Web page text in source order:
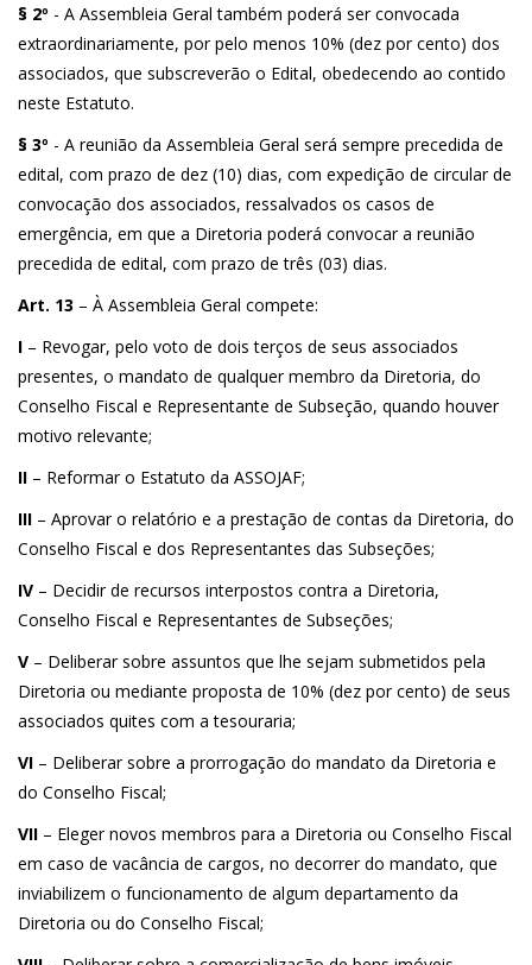
§ 2º - A Assembleia Geral também poderá ser convocada
extraordinariamente, por pelo menos 10% (dez por cento) dos
associados, que subscreverão o Edital, obedecendo ao contido
neste Estatuto.
§ 3º - A reunião da Assembleia Geral será sempre precedida de
edital, com prazo de dez (10) dias, com expedição de circular de
convocação dos associados, ressalvados os casos de
emergência, em que a Diretoria poderá convocar a reunião
precedida de edital, com prazo de três (03) dias.
Art. 13 – À Assembleia Geral compete:
I – Revogar, pelo voto de dois terços de seus associados
presentes, o mandato de qualquer membro da Diretoria, do
Conselho Fiscal e Representante de Subseção, quando houver
motivo relevante;
II – Reformar o Estatuto da ASSOJAF;
III – Aprovar o relatório e a prestação de contas da Diretoria, do
Conselho Fiscal e dos Representantes das Subseções;
IV – Decidir de recursos interpostos contra a Diretoria,
Conselho Fiscal e Representantes de Subseções;
V – Deliberar sobre assuntos que lhe sejam submetidos pela
Diretoria ou mediante proposta de 10% (dez por cento) de seus
associados quites com a tesouraria;
VI – Deliberar sobre a prorrogação do mandato da Diretoria e
do Conselho Fiscal;
VII – Eleger novos membros para a Diretoria ou Conselho Fiscal
em caso de vacância de cargos, no decorrer do mandato, que
inviabilizem o funcionamento de algum departamento da
Diretoria ou do Conselho Fiscal;